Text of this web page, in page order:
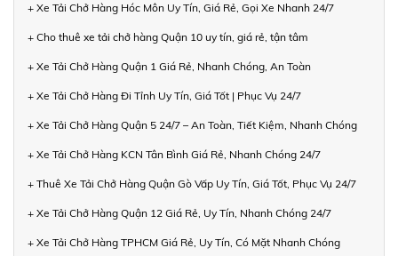
+ Xe Tải Chở Hàng Hóc Môn Uy Tín, Giá Rẻ, Gọi Xe Nhanh 24/7
+ Cho thuê xe tải chở hàng Quận 10 uy tín, giá rẻ, tận tâm
+ Xe Tải Chở Hàng Quận 1 Giá Rẻ, Nhanh Chóng, An Toàn
+ Xe Tải Chở Hàng Đi Tỉnh Uy Tín, Giá Tốt | Phục Vụ 24/7
+ Xe Tải Chở Hàng Quận 5 24/7 – An Toàn, Tiết Kiệm, Nhanh Chóng
+ Xe Tải Chở Hàng KCN Tân Bình Giá Rẻ, Nhanh Chóng 24/7
+ Thuê Xe Tải Chở Hàng Quận Gò Vấp Uy Tín, Giá Tốt, Phục Vụ 24/7
+ Xe Tải Chở Hàng Quận 12 Giá Rẻ, Uy Tín, Nhanh Chóng 24/7
+ Xe Tải Chở Hàng TPHCM Giá Rẻ, Uy Tín, Có Mặt Nhanh Chóng